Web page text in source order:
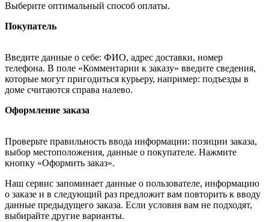
Выберите оптимальный способ оплаты.
Покупатель
Введите данные о себе: ФИО, адрес доставки, номер
телефона. В поле «Комментарии к заказу» введите сведения,
которые могут пригодиться курьеру, например: подъезды в
доме считаются справа налево.
Оформление заказа
Проверьте правильность ввода информации: позиции заказа,
выбор местоположения, данные о покупателе. Нажмите
кнопку «Оформить заказ».
Наш сервис запоминает данные о пользователе, информацию
о заказе и в следующий раз предложит вам повторить к вводу
данные предыдущего заказа. Если условия вам не подходят,
выбирайте другие варианты.